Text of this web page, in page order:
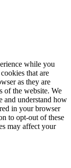
while you
that are
as they are
of the website. We
and understand how
in your browser
to opt-out of these
may affect your